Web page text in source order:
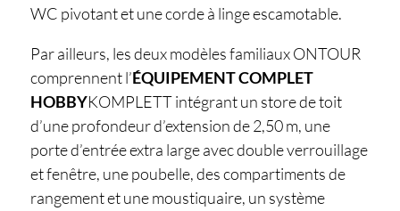
WC pivotant et une corde à linge escamotable.
Par ailleurs, les deux modèles familiaux ONTOUR
comprennent l’ÉQUIPEMENT COMPLET
HOBBYKOMPLETT intégrant un store de toit
d’une profondeur d’extension de 2,50 m, une
porte d’entrée extra large avec double verrouillage
et fenêtre, une poubelle, des compartiments de
rangement et une moustiquaire, un système